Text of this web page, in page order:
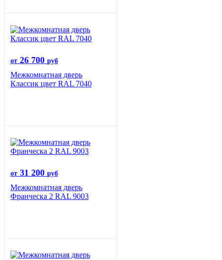
от 26 700 руб
Межкомнатная дверь
Классик цвет RAL 7040
от 31 200 руб
Межкомнатная дверь
Франческа 2 RAL 9003